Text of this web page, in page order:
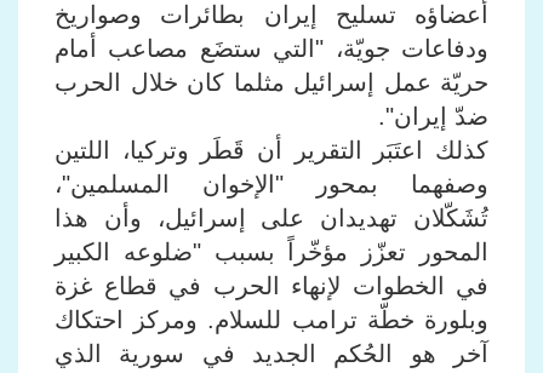
أعضاؤه تسليح إيران بطائرات وصواريخ
ودفاعات جويّة، "التي ستضَع مصاعب أمام
حريّة عمل إسرائيل مثلما كان خلال الحرب
ضدّ إيران".
كذلك اعتَبَر التقرير أن قَطَر وتركيا، اللتين
وصفهما بمحور "الإخوان المسلمين"،
تُشَكّلان تهديدان على إسرائيل، وأن هذا
المحور تعزّز مؤخّراً بسبب "ضلوعه الكبير
في الخطوات لإنهاء الحرب في قطاع غزة
وبلورة خطّة ترامب للسلام. ومركز احتكاك
آخر هو الحُكم الجديد في سورية الذي